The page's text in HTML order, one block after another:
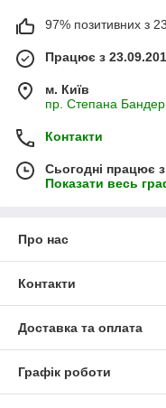
97% позитивних з
Працює з
м. Київ
пр. Степана
Контакти
Сьогодні працює
Показати весь
Про нас
Контакти
Доставка та оплата
Графік роботи